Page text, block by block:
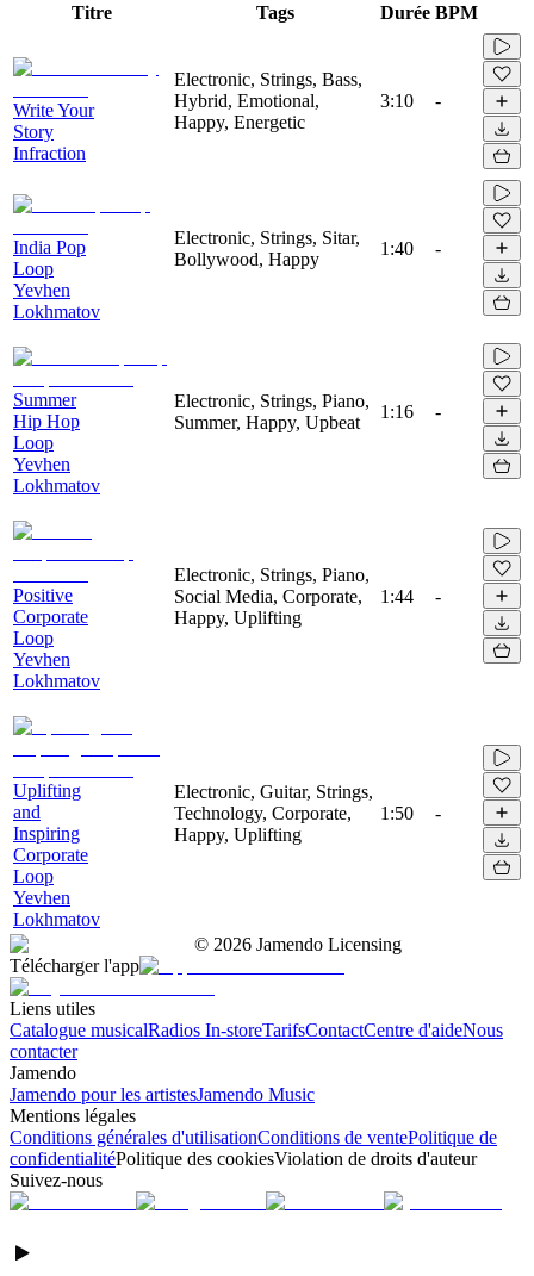
Titre Tags Durée BPM
Write Your
Story
Infraction
Electronic, Strings, Bass,
Hybrid, Emotional,
Happy, Energetic
3:10 -
India Pop
Loop
Yevhen
Lokhmatov
Electronic, Strings, Sitar,
Bollywood, Happy
1:40 -
Summer
Hip Hop
Loop
Yevhen
Lokhmatov
Electronic, Strings, Piano,
Summer, Happy, Upbeat
1:16 -
Positive
Corporate
Loop
Yevhen
Lokhmatov
Electronic, Strings, Piano,
Social Media, Corporate,
Happy, Uplifting
1:44 -
Uplifting
and
Inspiring
Corporate
Loop
Yevhen
Lokhmatov
Electronic, Guitar, Strings,
Technology, Corporate,
Happy, Uplifting
1:50 -
© 2026 Jamendo Licensing
Télécharger l'app
Liens utiles
Catalogue musicalRadios In-storeTarifsContactCentre d'aideNous
contacter
Jamendo
Jamendo pour les artistesJamendo Music
Mentions légales
Conditions générales d'utilisationConditions de ventePolitique de
confidentialitéPolitique des cookiesViolation de droits d'auteur
Suivez-nous